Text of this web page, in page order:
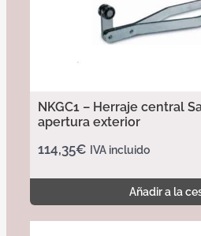
NKGC1 – Herraje central
apertura exterior
114,35€ IVA incluido
Añadir a la